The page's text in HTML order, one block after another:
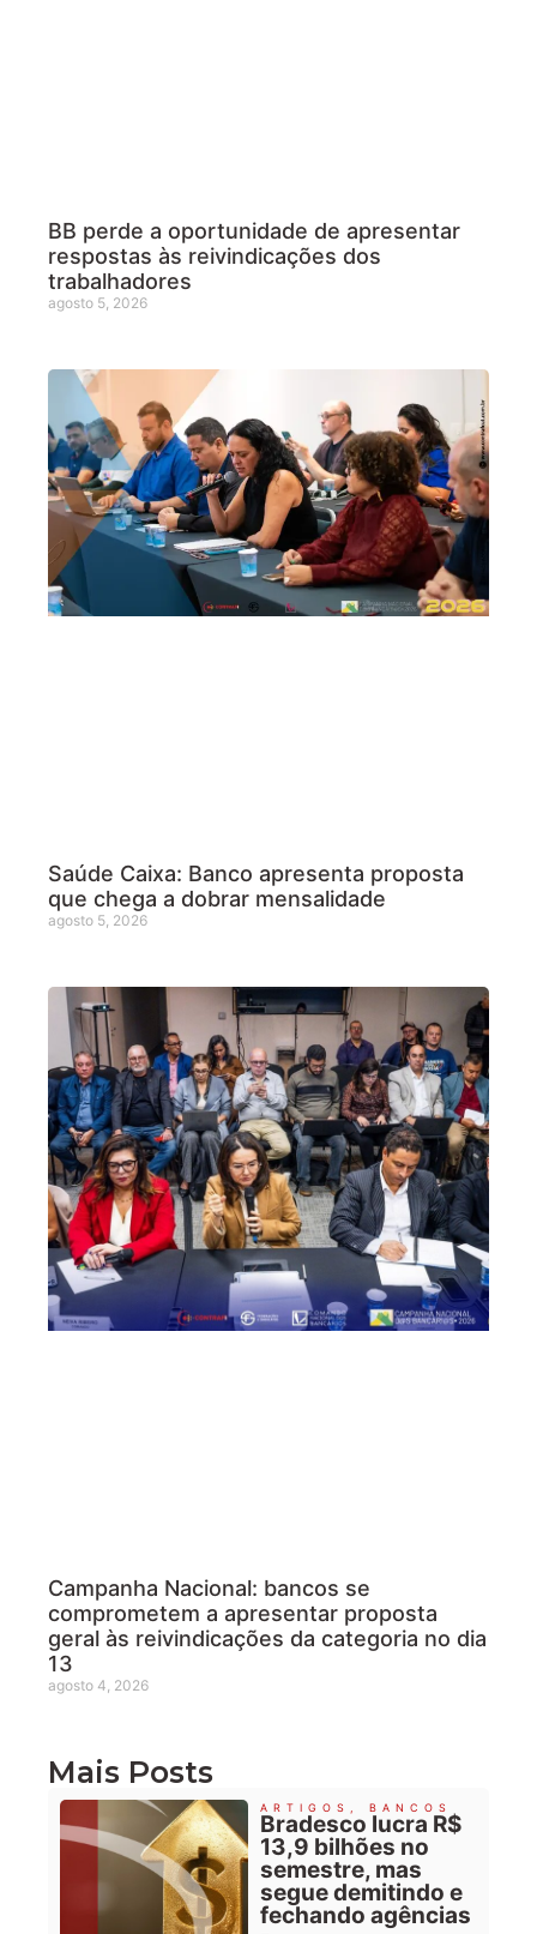
BB perde a oportunidade de apresentar
respostas às reivindicações dos
trabalhadores
agosto 5, 2026
Saúde Caixa: Banco apresenta proposta
que chega a dobrar mensalidade
agosto 5, 2026
Campanha Nacional: bancos se
comprometem a apresentar proposta
geral às reivindicações da categoria no dia
13
agosto 4, 2026
Mais Posts
ARTIGOS BANCOS
Bradesco lucra R$
13,9 bilhões no
semestre, mas
segue demitindo e
fechando agências